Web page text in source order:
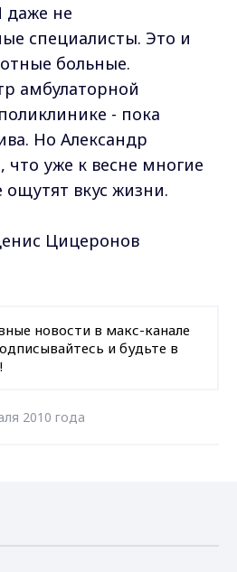
не
специалисты. Это и
больные.
амбулаторной
- пока
Но Александр
уже к весне многие
вкус жизни.
Цицеронов
новости в макс-канале
и будьте в
2010 года